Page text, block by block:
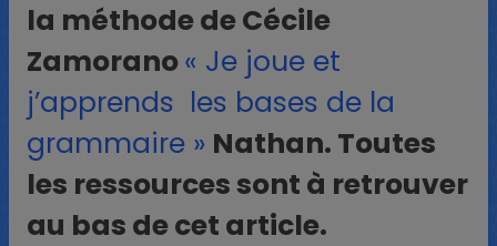
la méthode de Cécile
Zamorano« Je joue et
j’apprends les bases de la
grammaire » Nathan. Toutes
les ressources sont à retrouver
au bas de cet article.